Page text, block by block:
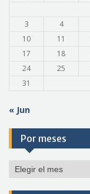
3
4
10
11
17
18
24
25
31
« Jun
Por meses
Por